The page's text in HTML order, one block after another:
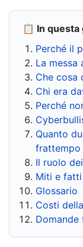
📋 In questa
Perché il
La messa
Che cosa
Chi era
Perché
Quanto
frattempo
Il ruolo
Miti e fatti
Glossario
Costi
Domande